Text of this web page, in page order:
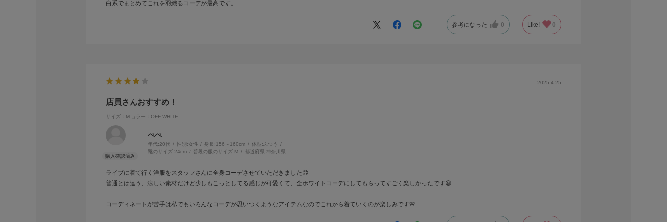
白系でまとめてこれを羽織るコーデが最高です。
参考になった 0 Like! 0
2025.4.25
店員さんおすすめ！
サイズ：M カラー：OFF WHITE
ぺぺ
年代:20代 性別:女性 身長:156～160cm 体型: ふつう
靴のサイズ:24cm 普段の服のサイズ:M 都道府県:神奈川県
ライブに着て行く洋服をスタッフさんに全身コーデさせていただきました😊
普通とは違う、涼しい素材だけど少しもこっとしてる感じが可愛くて、全ホワイトコーデにしてもらってすごく楽しかったです😆
コーディネートが苦手は私でもいろんなコーデが思いつくようなアイテムなのでこれから着ていくのが楽しみです🌸